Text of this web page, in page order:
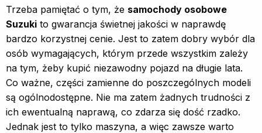
Trzeba pamiętać o tym, że samochody osobowe
Suzuki to gwarancja świetnej jakości w naprawdę
bardzo korzystnej cenie. Jest to zatem dobry wybór dla
osób wymagających, którym przede wszystkim zależy
na tym, żeby kupić niezawodny pojazd na długie lata.
Co ważne, części zamienne do poszczególnych modeli
są ogólnodostępne. Nie ma zatem żadnych trudności z
ich ewentualną naprawą, co zdarza się dość rzadko.
Jednak jest to tylko maszyna, a więc zawsze warto